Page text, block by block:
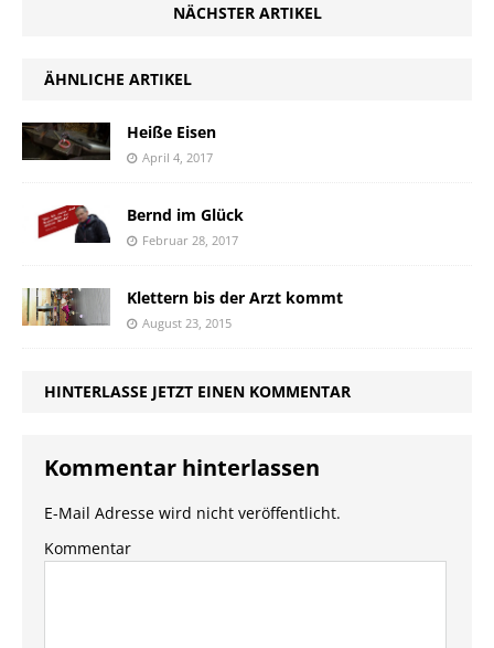
NÄCHSTER ARTIKEL
ÄHNLICHE ARTIKEL
Heiße Eisen
April 4, 2017
Bernd im Glück
Februar 28, 2017
Klettern bis der Arzt kommt
August 23, 2015
HINTERLASSE JETZT EINEN KOMMENTAR
Kommentar hinterlassen
E-Mail Adresse wird nicht veröffentlicht.
Kommentar